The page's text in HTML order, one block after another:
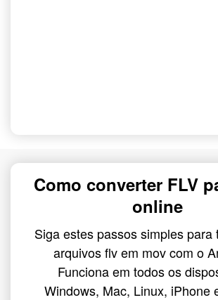
Como converter FLV
online
Siga estes passos simples para
arquivos flv em mov com o
Funciona em todos os
Windows, Mac, Linux, iPhone